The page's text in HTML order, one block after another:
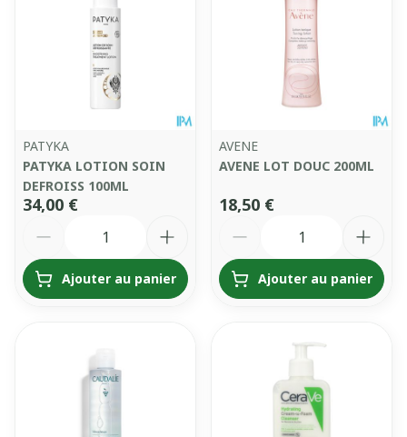
PATYKA
PATYKA LOTION SOIN
DEFROISS 100ML
34,00 €
Ajouter au panier
AVENE
AVENE LOT DOUC 200ML
18,50 €
Ajouter au panier